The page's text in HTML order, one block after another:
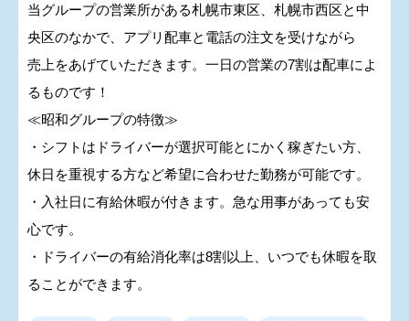
当グループの営業所がある札幌市東区、札幌市西区と中
央区のなかで、アプリ配車と電話の注文を受けながら
売上をあげていただきます。一日の営業の7割は配車によ
るものです！
≪昭和グループの特徴≫
・シフトはドライバーが選択可能とにかく稼ぎたい方、
休日を重視する方など希望に合わせた勤務が可能です。
・入社日に有給休暇が付きます。急な用事があっても安
心です。
・ドライバーの有給消化率は8割以上、いつでも休暇を取
ることができます。